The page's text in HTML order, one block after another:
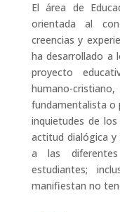
El área de
orientada al
creencias y
ha desarrollado a
proyecto
humano-
fundamentalista o
inquietudes de
actitud dialógica y
a las
estudiantes;
manifiestan no